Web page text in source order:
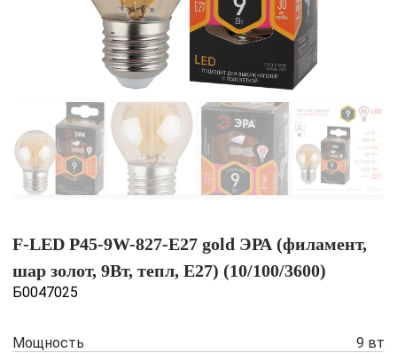
F-LED P45-9W-827-E27 gold ЭРА (филамент,
шар золот, 9Вт, тепл, E27) (10/100/3600)
Б0047025
Мощность
9 вт